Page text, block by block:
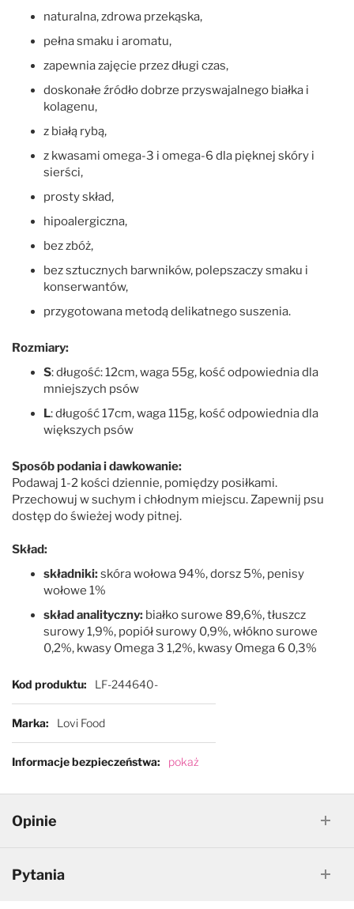
naturalna, zdrowa przekąska,
pełna smaku i aromatu,
zapewnia zajęcie przez długi czas,
doskonałe źródło dobrze przyswajalnego białka i
kolagenu,
z białą rybą,
z kwasami omega-3 i omega-6 dla pięknej skóry i
sierści,
prosty skład,
hipoalergiczna,
bez zbóż,
bez sztucznych barwników, polepszaczy smaku i
konserwantów,
przygotowana metodą delikatnego suszenia.
Rozmiary:
S: długość: 12cm, waga 55g, kość odpowiednia dla
mniejszych psów
L: długość 17cm, waga 115g, kość odpowiednia dla
większych psów
Sposób podania i dawkowanie:
Podawaj 1-2 kości dziennie, pomiędzy posiłkami.
Przechowuj w suchym i chłodnym miejscu. Zapewnij psu
dostęp do świeżej wody pitnej.
Skład:
składniki:skóra wołowa 94%, dorsz 5%, penisy
wołowe 1%
skład analityczny: białko surowe 89,6%, tłuszcz
surowy 1,9%, popiół surowy 0,9%, włókno surowe
0,2%, kwasy Omega 3 1,2%, kwasy Omega 6 0,3%
Więcej informacji
Kod produktu LF-244640-
Marka Lovi Food
Informacje bezpieczeństwa pokaż
Opinie
Pytania